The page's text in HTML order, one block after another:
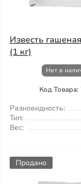
Известь
(1 кг)
Нет в
Код Товара:
Разновидность:
Тип:
Вес:
Продано